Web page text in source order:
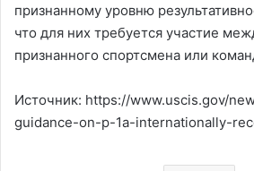
признанному уровню
что для них требуется участие
признанного спортсмена или
Источник: https://www.uscis.gov/
guidance-on-p-1a-internationally-